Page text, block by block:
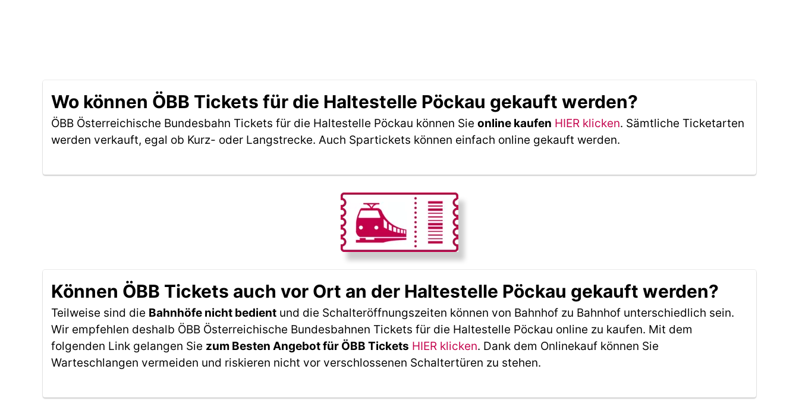
Wo können ÖBB Tickets für die Haltestelle Pöckau gekauft werden?
ÖBB Österreichische Bundesbahn Tickets für die Haltestelle Pöckau können Sie online kaufen HIER klicken. Sämtliche Ticketarten
werden verkauft, egal ob Kurz- oder Langstrecke. Auch Spartickets können einfach online gekauft werden.
Können ÖBB Tickets auch vor Ort an der Haltestelle Pöckau gekauft werden?
Teilweise sind die Bahnhöfe nicht bedient und die Schalteröffnungszeiten können von Bahnhof zu Bahnhof unterschiedlich sein.
Wir empfehlen deshalb ÖBB Österreichische Bundesbahnen Tickets für die Haltestelle Pöckau online zu kaufen. Mit dem
folgenden Link gelangen Sie zum Besten Angebot für ÖBB Tickets HIER klicken. Dank dem Onlinekauf können Sie
Warteschlangen vermeiden und riskieren nicht vor verschlossenen Schaltertüren zu stehen.